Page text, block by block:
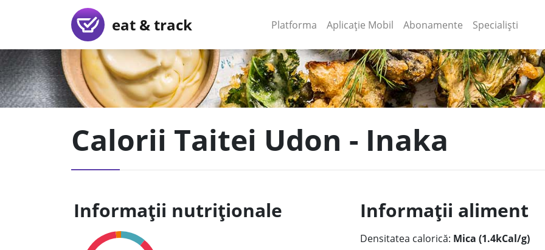
eat & track Platforma (current)
Aplicație Mobil (current)
Abonamente Specialiști
Calorii Taitei Udon - Inaka
Informații nutriționale Informații aliment
Densitatea calorică: Mica (1.4kCal/g)